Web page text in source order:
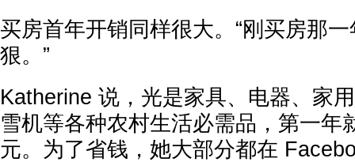
买房首年开销同样很大。“刚买房那
狠。”
Katherine 说，光是家具、电器、家
雪机等各种农村生活必需品，第一年
元。为了省钱，她大部分都在